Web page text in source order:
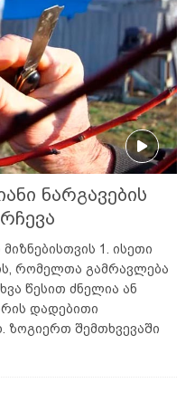
ნარგავების
1. ისეთი
რომელთა გამრავლება
წესით ძნელია ან
დადებითი
ზოგიერთ შემთხვევაში